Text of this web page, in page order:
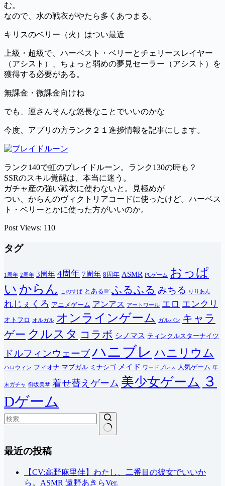
む。
なので、水の戦衣がやたら多くあつまる。
キリスのベリー（火）はつい最近
上級・超級で、ハーベスト・ベリーとチェリースレイヤー
（アシスト）、ちょっと弱めの夢見セーラー（アシスト）を
獲得する必要がある。
無課金・微課金向けね
でも、運さんそんな悠長なことでいいのかな
今度、アプリの方ランク２１進捗情報を記事にします。
ランク140で虹のブレイドルーン。ランク130の時も？
SSRのスキル覚醒は、本当に迷う。
ガチャ産の強い戦衣に使わないと。見極めが
つい、からんのヴィクトリアコードに使ったけど。ハーベス
ト・ベリーとかに使った方がいいのか。
Post Views: 110
タグ
1周年 2周年 3周年 4周年 7周年 8周年 ASMR PCゲーム
おっぱ
い からん このすば とあるIF ふるふる みちる りりあん
れじぇくろ アニメゲーム アンアス アートワール エロ エンクリ
オトフロ オルガル オンラインゲーム ガルパン
キャラ
ゲー クルスタ コラボ シノマス ティンクルスターナイツ
ドルフィンウェーブハニブレ ハニリウム
ハロウィン フィオナ マブガル ミナシゴ メイド ワードプレス 人気ゲーム 年
末ガチャ 御坂美琴 着せ替えゲーム 美少女ゲーム ３
Dゲーム
果
最近の投稿
【CV:高野麻里佳】わたし、二番目の彼女でいいか
ら。ASMR 遠野あきらVer.